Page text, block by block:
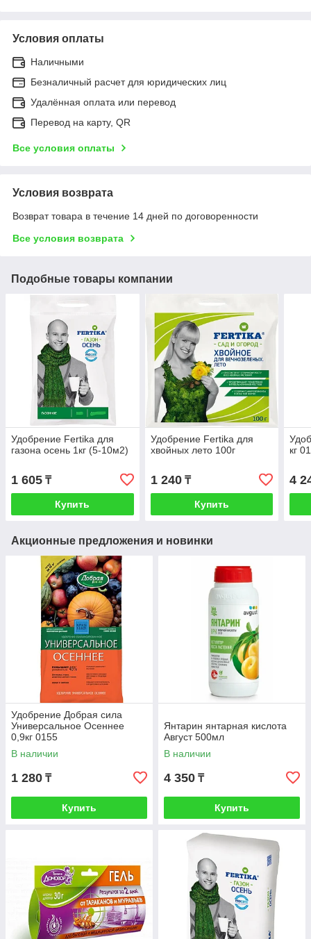
Условия оплаты
Наличными
Безналичный расчет для юридических лиц
Удалённая оплата или перевод
Перевод на карту, QR
Все условия оплаты
Условия возврата
Возврат товара в течение 14 дней по договоренности
Все условия возврата
Подобные товары компании
Удобрение Fertika для
газона осень 1кг (5-10м2)
1 605 ₸
Купить
Удобрение Fertika для
хвойных лето 100г
1 240₸
Купить
кг
4
Акционные предложения и новинки
Удобрение Добрая сила
Универсальное Осеннее
0,9кг 0155
В наличии
1 280 ₸
Купить
Янтарин янтарная кислота
Август 500мл
В наличии
4 350 ₸
Купить